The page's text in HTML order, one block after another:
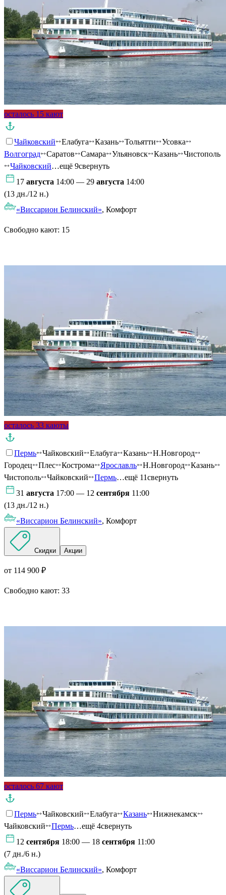
осталось 15 кают
Чайковский Елабуга Казань Тольятти
Усовка
Волгоград
Саратов Самара Ульяновск Казань
Чистополь
Чайковский…ещё 9свернуть
17 августа 14:00 — 29 августа 14:00
(13 дн./12 н.)
«Виссарион Белинский», Комфорт
Свободно кают: 15
осталось 33 каюты
Пермь Чайковский Елабуга Казань
Н.Новгород
Городец
Плес Кострома Ярославль Н.Новгород
Казань
Чистополь
Чайковский Пермь…ещё 11свернуть
31 августа 17:00 — 12 сентября 11:00
(13 дн./12 н.)
«Виссарион Белинский», Комфорт
Скидки Акции
от 114 900 ₽
Свободно кают: 33
осталось 67 кают
Пермь Чайковский Елабуга Казань
Нижнекамск
Чайковский
Пермь…ещё 4свернуть
12 сентября 18:00 — 18 сентября 11:00
(7 дн./6 н.)
«Виссарион Белинский», Комфорт